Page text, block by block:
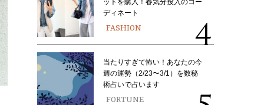
ットを購入！春気分投入のコー
ディネート
FASHION
当たりすぎて怖い！あなたの今
週の運勢（2/23〜3/1）を数秘
術占いで占います
FORTUNE